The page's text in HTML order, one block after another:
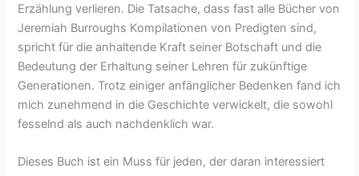
Erzählung verlieren. Die Tatsache, dass fast alle Bücher von
Jeremiah Burroughs Kompilationen von Predigten sind,
spricht für die anhaltende Kraft seiner Botschaft und die
Bedeutung der Erhaltung seiner Lehren für zukünftige
Generationen. Trotz einiger anfänglicher Bedenken fand ich
mich zunehmend in die Geschichte verwickelt, die sowohl
fesselnd als auch nachdenklich war.
Dieses Buch ist ein Muss für jeden, der daran interessiert